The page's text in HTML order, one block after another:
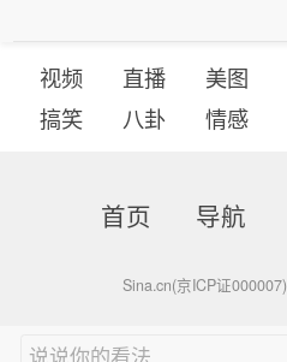
视频 直播 美图
搞笑
八卦 情感
首页 导航
Sina.cn(京ICP证000007)
说说你的看法